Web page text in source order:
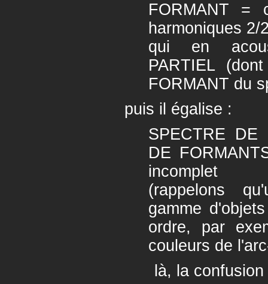
FORMANT =
harmoniques
qui en
PARTIEL
FORMANT du
puis il égalise :
SPECTRE DE
DE
incomplet
(rappelons
gamme
ordre, par
couleurs de
là, la